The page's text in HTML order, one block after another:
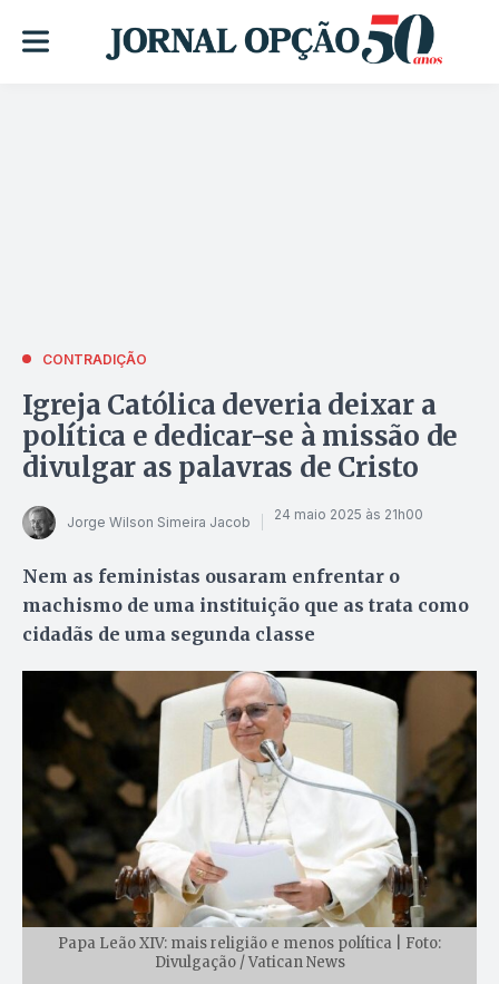
CONTRADIÇÃO
Igreja Católica deveria deixar a
política e dedicar-se à missão de
divulgar as palavras de Cristo
Jorge Wilson Simeira Jacob 24 maio 2025 às 21h00
Nem as feministas ousaram enfrentar o
machismo de uma instituição que as trata como
cidadãs de uma segunda classe
Papa Leão XIV: mais religião e menos política | Foto:
Divulgação / Vatican News